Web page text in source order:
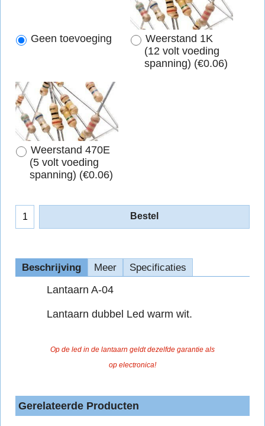
Geen toevoeging
Weerstand 1K
(12 volt voeding
spanning) (€0.06)
Weerstand 470E
(5 volt voeding
spanning) (€0.06)
Bestel
Beschrijving Meer Specificaties
Lantaarn A-04
Lantaarn dubbel Led warm wit.
Op de led in de lantaarn geldt dezelfde garantie als
op electronica!
Gerelateerde Producten